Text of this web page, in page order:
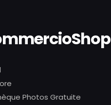
Photos Gratuite